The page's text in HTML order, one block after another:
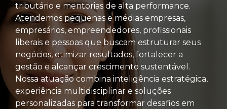
tributário e mentorias de alta performance.
Atendemos pequenas e médias empresas,
empresários, empreendedores, profissionais
liberais e pessoas que buscam estruturar seus
negócios, otimizar resultados, fortalecer a
gestão e alcançar crescimento sustentável.
Nossa atuação combina inteligência estratégica,
experiência multidisciplinar e soluções
personalizadas para transformar desafios em